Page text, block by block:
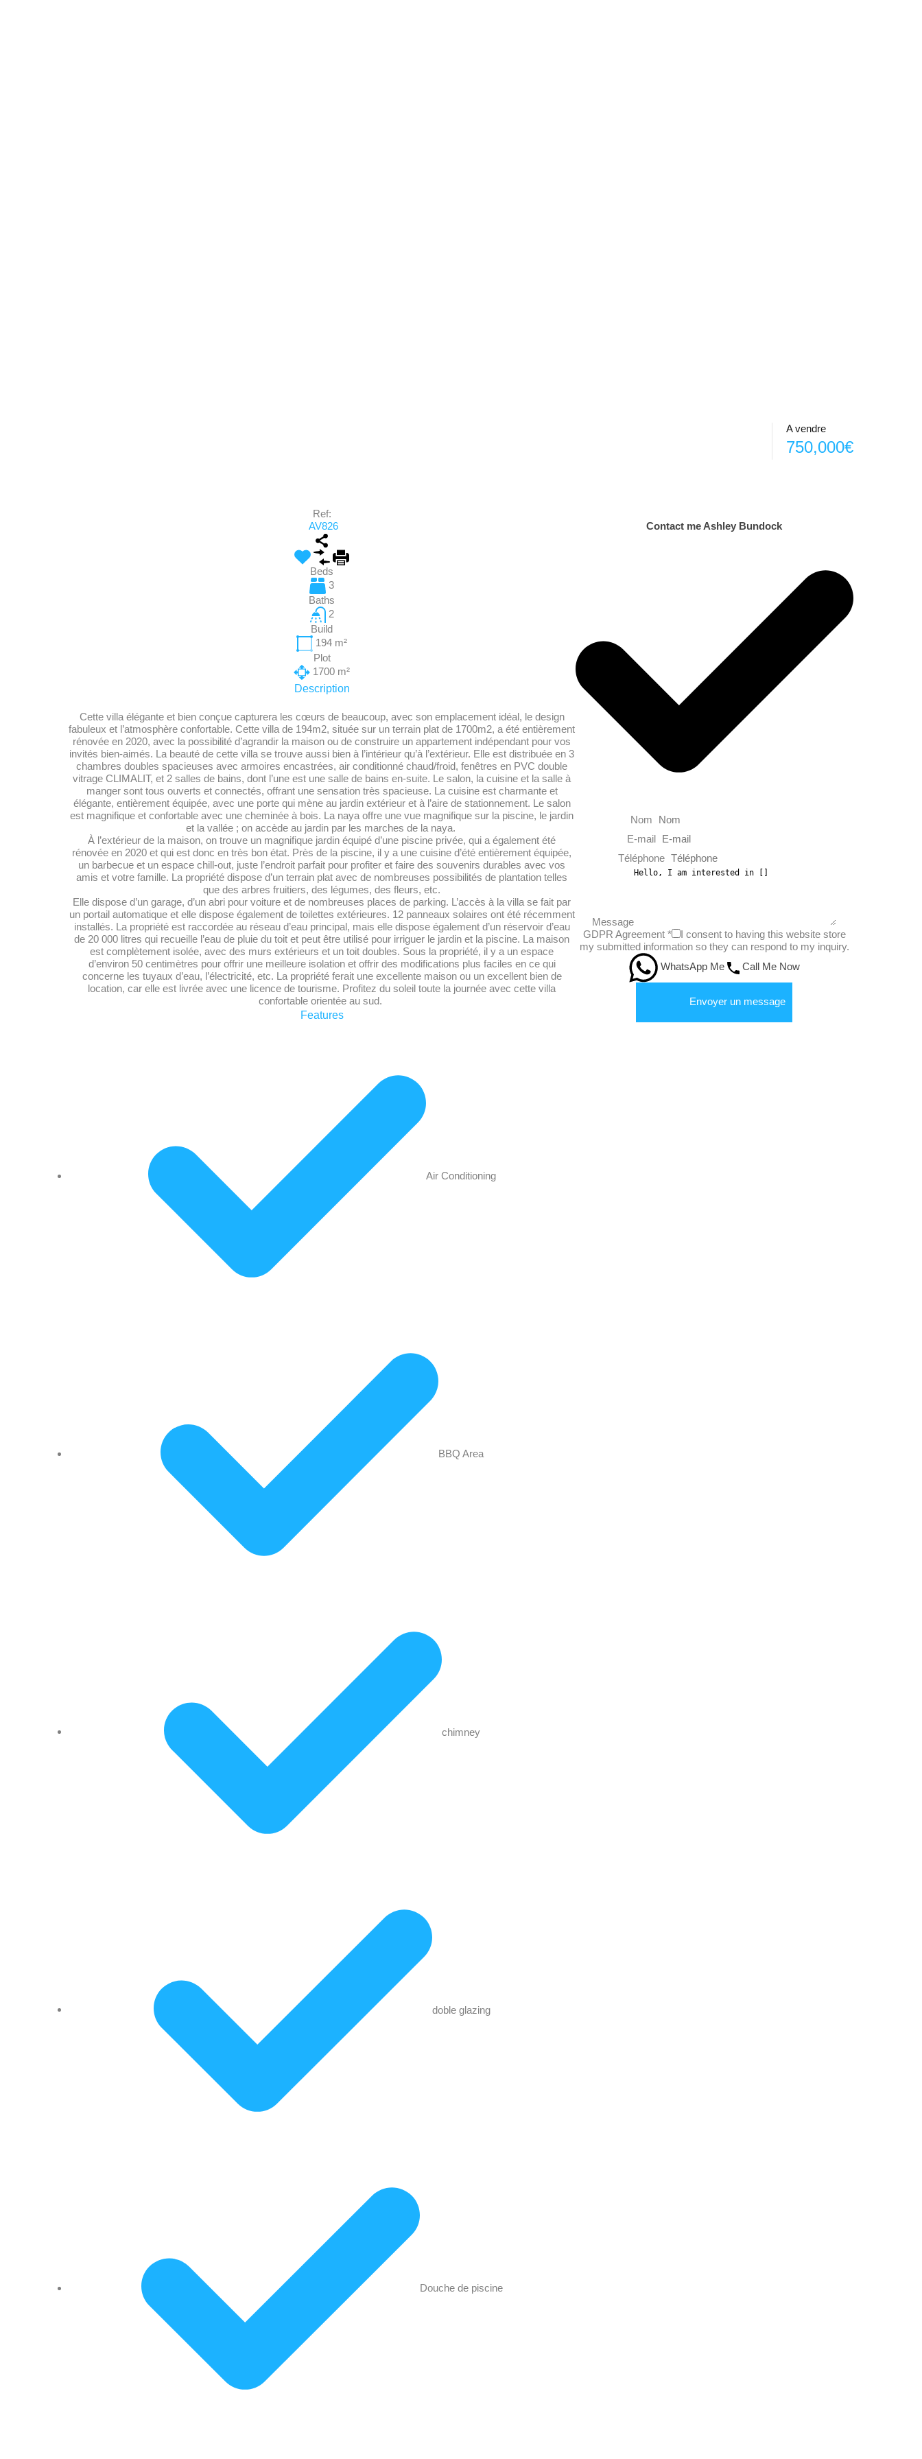
A vendre
750,000€
Ref:
AV826
Beds
3
Baths
2
Build
194 m²
Plot
1700 m²
Description
Cette villa élégante et bien conçue capturera les cœurs de beaucoup, avec son emplacement idéal, le design
fabuleux et l’atmosphère confortable. Cette villa de 194m2, située sur un terrain plat de 1700m2, a été entièrement
rénovée en 2020, avec la possibilité d’agrandir la maison ou de construire un appartement indépendant pour vos
invités bien-aimés. La beauté de cette villa se trouve aussi bien à l’intérieur qu’à l’extérieur. Elle est distribuée en 3
chambres doubles spacieuses avec armoires encastrées, air conditionné chaud/froid, fenêtres en PVC double
vitrage CLIMALIT, et 2 salles de bains, dont l’une est une salle de bains en-suite. Le salon, la cuisine et la salle à
manger sont tous ouverts et connectés, offrant une sensation très spacieuse. La cuisine est charmante et
élégante, entièrement équipée, avec une porte qui mène au jardin extérieur et à l’aire de stationnement. Le salon
est magnifique et confortable avec une cheminée à bois. La naya offre une vue magnifique sur la piscine, le jardin
et la vallée ; on accède au jardin par les marches de la naya.
À l’extérieur de la maison, on trouve un magnifique jardin équipé d’une piscine privée, qui a également été
rénovée en 2020 et qui est donc en très bon état. Près de la piscine, il y a une cuisine d’été entièrement équipée,
un barbecue et un espace chill-out, juste l’endroit parfait pour profiter et faire des souvenirs durables avec vos
amis et votre famille. La propriété dispose d’un terrain plat avec de nombreuses possibilités de plantation telles
que des arbres fruitiers, des légumes, des fleurs, etc.
Elle dispose d’un garage, d’un abri pour voiture et de nombreuses places de parking. L’accès à la villa se fait par
un portail automatique et elle dispose également de toilettes extérieures. 12 panneaux solaires ont été récemment
installés. La propriété est raccordée au réseau d’eau principal, mais elle dispose également d’un réservoir d’eau
de 20 000 litres qui recueille l’eau de pluie du toit et peut être utilisé pour irriguer le jardin et la piscine. La maison
est complètement isolée, avec des murs extérieurs et un toit doubles. Sous la propriété, il y a un espace
d’environ 50 centimètres pour offrir une meilleure isolation et offrir des modifications plus faciles en ce qui
concerne les tuyaux d’eau, l’électricité, etc. La propriété ferait une excellente maison ou un excellent bien de
location, car elle est livrée avec une licence de tourisme. Profitez du soleil toute la journée avec cette villa
confortable orientée au sud.
Features
Air Conditioning
BBQ Area
chimney
doble glazing
Douche de piscine
Contact me Ashley Bundock
Nom
E-mail
Téléphone
Message
GDPR Agreement *
I consent to having this website store
my submitted information so they can respond to my inquiry.
WhatsApp Me
Call Me Now
Envoyer un message